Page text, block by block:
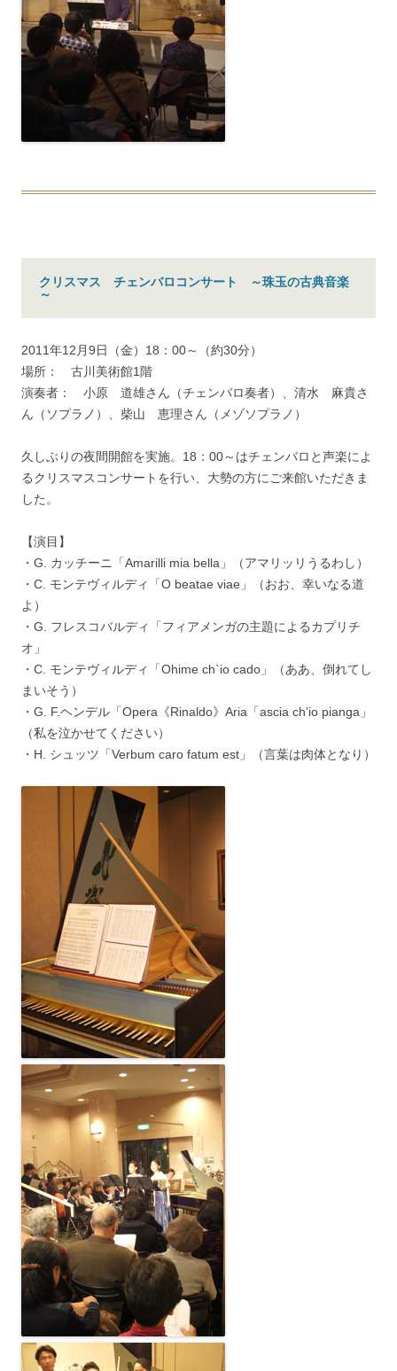
クリスマス チェンバロコンサート ～珠玉の古典音楽
～
2011年12月9日（金）18：00～（約30分）
場所： 古川美術館1階
演奏者： 小原 道雄さん（チェンバロ奏者）、清水 麻貴さ
ん（ソプラノ）、柴山 恵理さん（メゾソプラノ）
久しぶりの夜間開館を実施。18：00～はチェンバロと声楽によ
るクリスマスコンサートを行い、大勢の方にご来館いただきま
した。
【演目】
・G. カッチーニ「Amarilli mia bella」（アマリッリうるわし）
・C. モンテヴィルディ「O beatae viae」（おお、幸いなる道
よ）
・G. フレスコバルディ「フィアメンガの主題によるカプリチ
オ」
・C. モンテヴィルディ「Ohime ch`io cado」（ああ、倒れてし
まいそう）
・G. F.ヘンデル「Opera《Rinaldo》Aria「ascia ch’io pianga」
（私を泣かせてください）
・H. シュッツ「Verbum caro fatum est」（言葉は肉体となり）